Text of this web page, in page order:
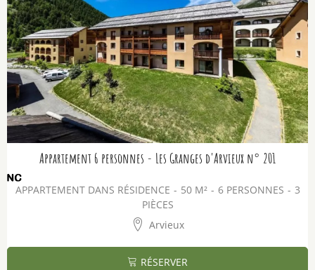
Appartement 6 personnes - Les Granges d'Arvieux n° 201
APPARTEMENT DANS RÉSIDENCE 50 M² 6 PERSONNES
3
PIÈCES
Arvieux
RÉSERVER